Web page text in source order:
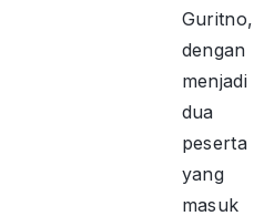
Guritno,
dengan
menjadi
dua
peserta
yang
masuk